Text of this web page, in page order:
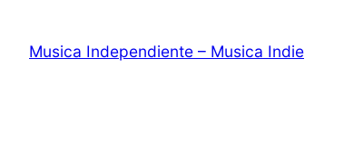
contenido
Musica Independiente – Musica Indie